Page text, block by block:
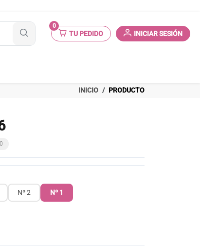
0
TU PEDIDO INICIAR SESIÓN
INICIO PRODUCTO
Nº 2 Nº 1